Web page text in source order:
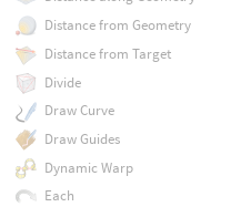
Distance from Geometry
Distance from Target
Divide
Draw Curve
Draw Guides
Dynamic Warp
Each